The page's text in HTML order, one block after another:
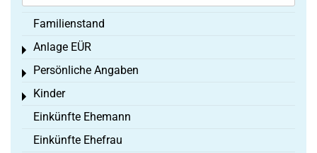
Familienstand
Anlage EÜR
Toggle menu
Persönliche Angaben
Toggle menu
Kinder
Toggle menu
Einkünfte Ehemann
Einkünfte Ehefrau